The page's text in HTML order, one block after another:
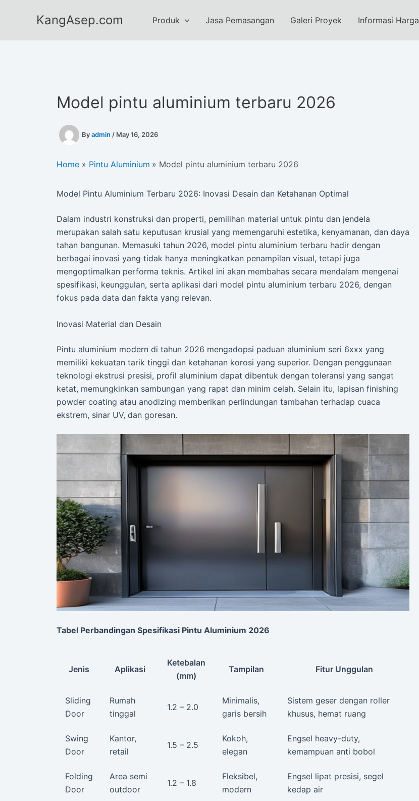
KangAsep.com Produk Jasa Pemasangan Galeri Proyek Informasi Harga
Model pintu aluminium terbaru 2026
Byadmin / May 16, 2026
Home Pintu Aluminium Model pintu aluminium terbaru 2026
Model Pintu Aluminium Terbaru 2026: Inovasi Desain dan Ketahanan Optimal
Dalam industri konstruksi dan properti, pemilihan material untuk pintu dan jendela
merupakan salah satu keputusan krusial yang memengaruhi estetika, kenyamanan, dan daya
tahan bangunan. Memasuki tahun 2026, model pintu aluminium terbaru hadir dengan
berbagai inovasi yang tidak hanya meningkatkan penampilan visual, tetapi juga
mengoptimalkan performa teknis. Artikel ini akan membahas secara mendalam mengenai
spesifikasi, keunggulan, serta aplikasi dari model pintu aluminium terbaru 2026, dengan
fokus pada data dan fakta yang relevan.
Inovasi Material dan Desain
Pintu aluminium modern di tahun 2026 mengadopsi paduan aluminium seri 6xxx yang
memiliki kekuatan tarik tinggi dan ketahanan korosi yang superior. Dengan penggunaan
teknologi ekstrusi presisi, profil aluminium dapat dibentuk dengan toleransi yang sangat
ketat, memungkinkan sambungan yang rapat dan minim celah. Selain itu, lapisan finishing
powder coating atau anodizing memberikan perlindungan tambahan terhadap cuaca
ekstrem, sinar UV, dan goresan.
Tabel Perbandingan Spesifikasi Pintu Aluminium 2026
Jenis Aplikasi
Ketebalan
(mm)
Tampilan Fitur Unggulan
Sliding
Door
Rumah
tinggal
1.2 – 2.0
Minimalis,
garis bersih
Sistem geser dengan roller
khusus, hemat ruang
Swing
Door
Kantor,
retail
1.5 – 2.5
Kokoh,
elegan
Engsel heavy-duty,
kemampuan anti bobol
Folding
Door
Area semi
outdoor
1.2 – 1.8
Fleksibel,
modern
Engsel lipat presisi, segel
kedap air